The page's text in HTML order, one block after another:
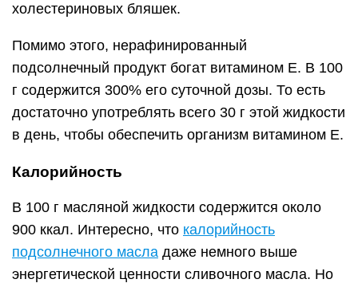
холестериновых бляшек.
Помимо этого, нерафинированный
подсолнечный продукт богат витамином Е. В 100
г содержится 300% его суточной дозы. То есть
достаточно употреблять всего 30 г этой жидкости
в день, чтобы обеспечить организм витамином Е.
Калорийность
В 100 г масляной жидкости содержится около
900 ккал. Интересно, что калорийность
подсолнечного масла даже немного выше
энергетической ценности сливочного масла. Но